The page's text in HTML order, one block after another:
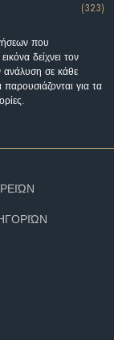
(323)
που
δείχνει τον
ανάλυση σε κάθε
για τα